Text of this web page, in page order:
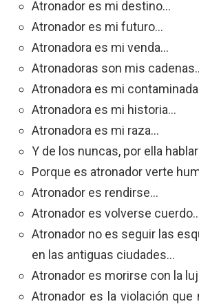
Atronador es mi destino…
Atronador es mi futuro…
Atronadora es mi venda…
Atronadoras son mis
Atronadora es mi
Atronadora es mi historia…
Atronadora es mi raza…
Y de los nuncas, por ella
Porque es atronador verte
Atronador es rendirse…
Atronador es volverse
Atronador no es seguir las
en las antiguas ciudades…
Atronador es morirse con la
Atronador es la violación